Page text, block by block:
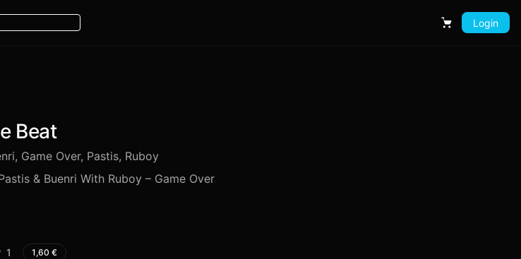
Carrito
Login
Beat
, Game Over, Pastis, Ruboy
& Buenri With Ruboy – Game Over
1 1,60 €